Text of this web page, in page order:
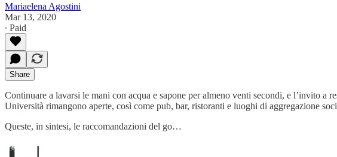
Mariaelena Agostini
Mar 13, 2020
∙ Paid
Share
Continuare a lavarsi le mani con acqua e sapone per almeno venti secondi, e l’invito a
Università rimangono aperte, così come pub, bar, ristoranti e luoghi di aggregazione
Queste, in sintesi, le raccomandazioni del go…